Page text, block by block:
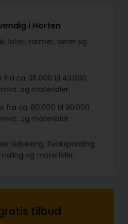
i Horten
lister, karmer, dører og
fra ca. 35.000 til 45.000
og materialer.
fra ca. 80.000 til 90.000
og materialer.
tildekking, flekksparkling,
og materialer.
tilbud